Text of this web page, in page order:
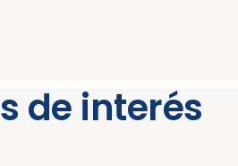
de interés